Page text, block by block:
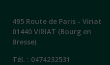
495 Route de Paris - Viriat
01440 VIRIAT (Bourg en
Bresse)
Tél. : 0474232531